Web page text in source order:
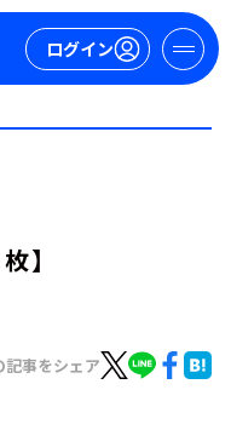
ログイン
】
記事をシェア